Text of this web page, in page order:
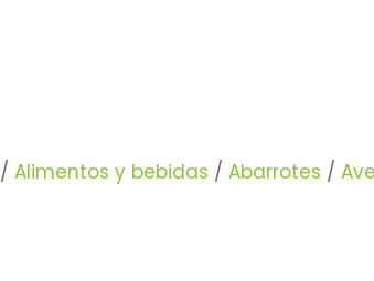
/Alimentos y bebidas /Abarrotes /